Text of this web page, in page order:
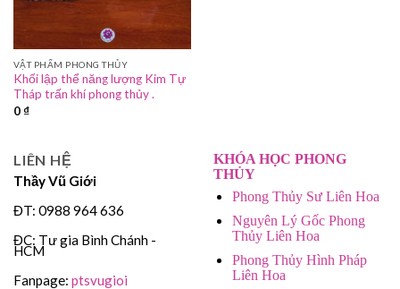
VẬT PHẨM PHONG THỦY
Khối lập thể năng lượng Kim Tự
Tháp trấn khí phong thủy .
0₫
LIÊN HỆ
Thầy Vũ Giới
ĐT: 0988 964 636
ĐC: Tư gia Bình Chánh -
HCM
Fanpage: ptsvugioi
KHÓA HỌC PHONG
THỦY
Phong Thủy Sư Liên Hoa
Nguyên Lý Gốc Phong
Thủy Liên Hoa
Phong Thủy Hình Pháp
Liên Hoa